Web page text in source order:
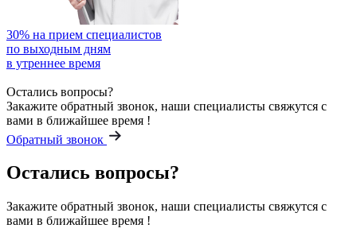
30% на прием специалистов
по выходным дням
в утреннее время
Остались вопросы?
Закажите обратный звонок, наши специалисты свяжутся с
вами в ближайшее время !
Обратный звонок
Остались вопросы?
Закажите обратный звонок, наши специалисты свяжутся с
вами в ближайшее время !